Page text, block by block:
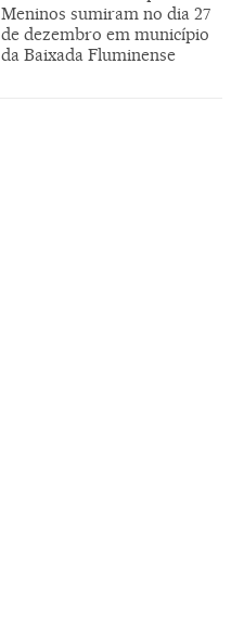
Meninos sumiram no dia 27
de dezembro em município
da Baixada Fluminense